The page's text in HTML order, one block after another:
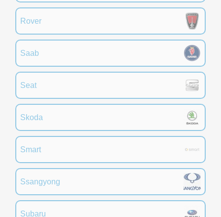
Rover
Saab
Seat
Skoda
Smart
Ssangyong
Subaru